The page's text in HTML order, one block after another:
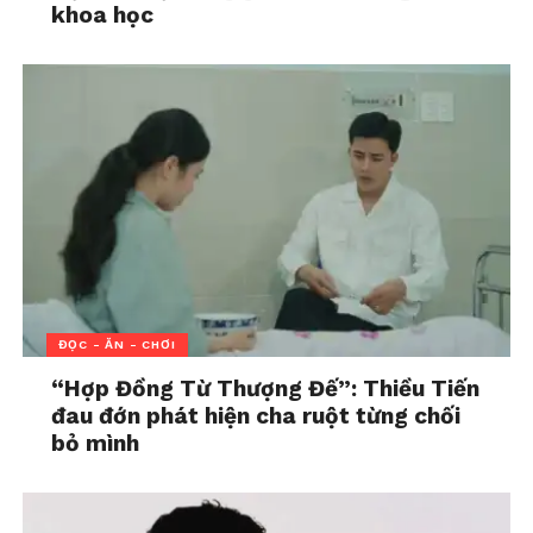
lại chính là con trai mình.
Trong khi đó, Veer cũng phải đối diện với lựa chọn
khó khăn nhất cuộc đời: tha thứ cho người mẹ ruột
đã gây ra những đau khổ cho mình hay tiếp tục
mang theo những tổn thương không thể xóa nhòa.
Nàng Dâu Bất Đắc Dĩ
kể câu chuyện về Rani, cô gái trẻ
nuôi ước mơ trở thành kỹ sư để góp phần thay đổi
quê hương. Biến cố xảy ra khi cha cô, ông
Ramadheer, bị cuốn vào một vụ án do người khác
dàn dựng. Quyết tâm minh oan cho cha, Rani rời quê
đến Jaipur và làm người hầu trong dinh thự Sarawat
để bí mật điều tra sự thật.
khoa học
ĐỌC - ĂN - CHƠI
“Hợp Đồng Từ Thượng Đế”: Thiều Tiến
đau đớn phát hiện cha ruột từng chối
bỏ mình